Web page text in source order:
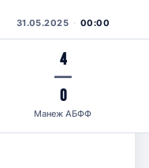
31.05.2025 00:00
4
—
0
Манеж АБФФ